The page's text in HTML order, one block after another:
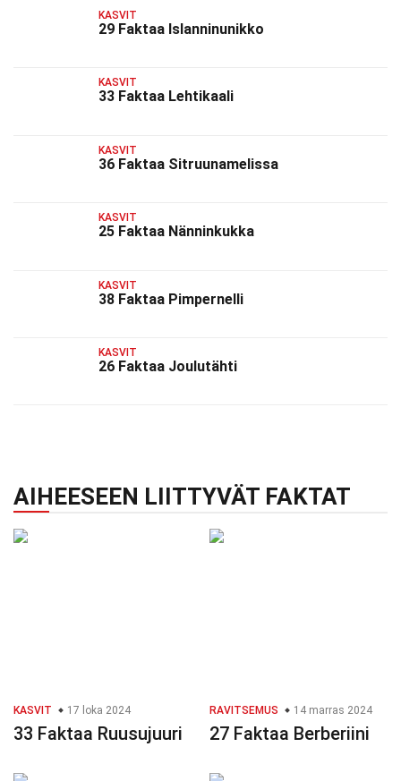
KASVIT
29 Faktaa Islanninunikko
KASVIT
33 Faktaa Lehtikaali
KASVIT
36 Faktaa Sitruunamelissa
KASVIT
25 Faktaa Nänninkukka
KASVIT
38 Faktaa Pimpernelli
KASVIT
26 Faktaa Joulutähti
AIHEESEEN LIITTYVÄT FAKTAT
KASVIT 17 loka 2024
33 Faktaa Ruusujuuri
RAVITSEMUS 14 marras 2024
27 Faktaa Berberiini